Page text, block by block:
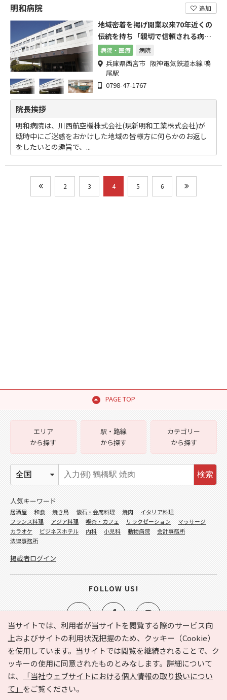
明和病院 追加
地域密着を掲げ開業以来70年近くの
伝統を持ち「親切で信頼される病
院」という理念を掲げてます
病院・医療 病院
兵庫県西宮市 阪神電気鉄道本線 鳴
尾駅
0798-47-1767
院長挨拶
明和病院は、川西航空機株式会社(現新明和工業株式会社)が
戦時中にご迷惑をおかけした地域の皆様方に何らかのお返し
をしたいとの趣旨で、...
2 3 4 5 6
PAGE TOP
当サイトでは、利用者が当サイトを閲覧する際のサービス向
上およびサイトの利用状況把握のため、クッキー（Cookie）
を使用しています。当サイトでは閲覧を継続されることで、ク
ッキーの使用に同意されたものとみなします。詳細について
は、
「当社ウェブサイトにおける個人情報の取り扱いについ
て」 をご覧ください。
e-NAVITA（イーナビタ）とは？ お気に入り
ヘルプ
利用規約
個人情報の取り扱いについて
運営会社
サイトマップ
広告掲載に関するお問い合わせ
エリア
から探す
駅・路線
から探す
カテゴリー
から探す
検索
人気キーワード
居酒屋 和食 焼き鳥 懐石・会席料理 焼肉
イタリア料理
フランス料理
アジア料理 喫茶・カフェ リラクゼーション
マッサージ
カラオケ
ビジネスホテル 内科 小児科 動物病院
会計事務所
法律事務所
掲載者ログイン
FOLLOW US!